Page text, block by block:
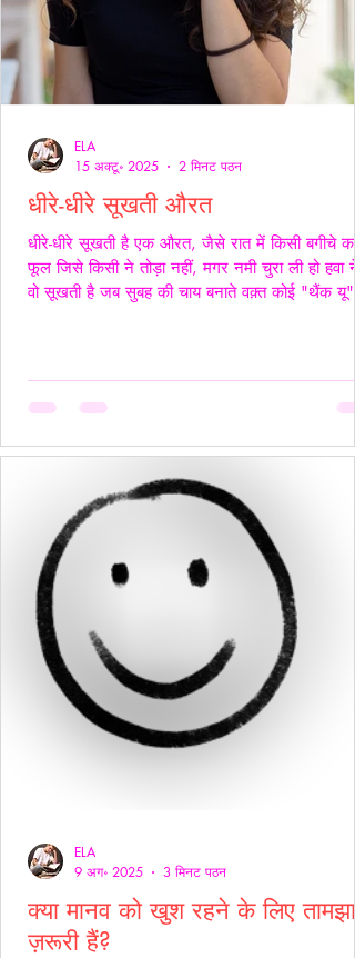
धीरे-धीरे सूखती औरत
धीरे-धीरे सूखती है एक औरत, जैसे रात में किसी बगीचे का
फूल जिसे किसी ने तोड़ा नहीं, मगर नमी चुरा ली हो हवा
वो सूखती है जब सुबह की चाय बनाते वक़्त कोई "थैंक यू"
सूखती है जब उसकी पसंदें "गृहस्थी के तवे" में जल कर
ELA
15 अक्टू॰ 2025
2 मिनट पठन
क्या मानव को खुश रहने के लिए तामझाम
ज़रूरी हैं?
ELA
9 अग॰ 2025
3 मिनट पठन